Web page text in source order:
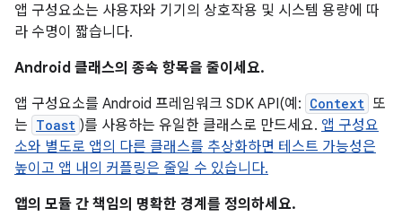
앱 구성요소는 사용자와 기기의 상호작용 및 시스템 용량에 따
라 수명이 짧습니다.
Android 클래스의 종속 항목을 줄이세요.
앱 구성요소를 Android 프레임워크 SDK API(예: Context 또
는 Toast )를 사용하는 유일한 클래스로 만드세요. 앱 구성요
소와 별도로 앱의 다른 클래스를 추상화하면 테스트 가능성은
높이고 앱 내의 커플링은 줄일 수 있습니다.
앱의 모듈 간 책임의 명확한 경계를 정의하세요.